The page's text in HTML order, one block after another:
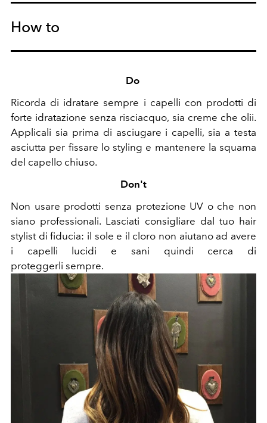
How to
Do
Ricorda di idratare sempre i capelli con prodotti di
forte idratazione senza risciacquo, sia creme che olii.
Applicali sia prima di asciugare i capelli, sia a testa
asciutta per fissare lo styling e mantenere la squama
del capello chiuso.
Don't
Non usare prodotti senza protezione UV o che non
siano professionali. Lasciati consigliare dal tuo hair
stylist di fiducia: il sole e il cloro non aiutano ad avere
i capelli lucidi e sani quindi cerca di
proteggerli sempre.